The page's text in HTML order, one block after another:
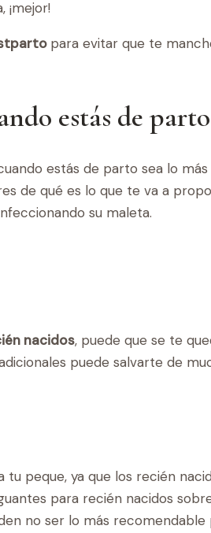
¡mejor!
para evitar que te
estás de parto
estás de parto sea lo más
de qué es lo que te va a
su maleta.
nacidos, puede que se te
puede salvarte de
tu peque, ya que los recién
para recién nacidos
no ser lo más recomendable